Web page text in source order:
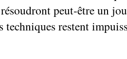
peut-être un
techniques restent